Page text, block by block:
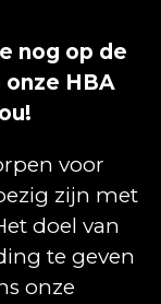
nog op de
HBA
voor
zijn met
doel van
te geven
onze